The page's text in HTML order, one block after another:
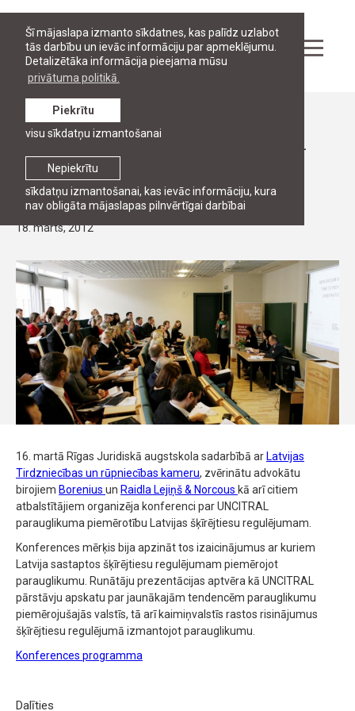
Šī mājaslapa izmanto sīkdatnes, kas palīdz uzlabot
tās darbību un ievāc informāciju par apmeklējumu.
Detalizētāka informācija pieejama mūsu
privātuma politikā.
Nepiekrītu
sīkdatņu izmantošanai, kas ievāc informāciju, kura
nav obligāta mājaslapas pilnvērtīgai darbībai
Piekrītu
visu sīkdatņu izmantošanai
Ziņas
RJA organizē konferenci par UNCITRAL
parauglikuma piemērotību Latvijas
šķīrējtiesu regulējumam
18. marts, 2012
16. martā Rīgas Juridiskā augstskola sadarbībā ar Latvijas
Tirdzniecības un rūpniecības kameru, zvērinātu advokātu
birojiem Borenius un Raidla Lejiņš & Norcous kā arī citiem
atbalstītājiem organizēja konferenci par UNCITRAL
parauglikuma piemērotību Latvijas šķīrējtiesu regulējumam.
Konferences mērķis bija apzināt tos izaicinājumus ar kuriem
Latvija sastaptos šķīrējtiesu regulējumam piemērojot
parauglikumu. Runātāju prezentācijas aptvēra kā UNCITRAL
pārstāvju apskatu par jaunākajām tendencēm parauglikumu
piemērojušajās valstīs, tā arī kaimiņvalstīs rastos risinājumus
šķīrējtiesu regulējumā izmantojot parauglikumu.
Konferences programma
Dalīties